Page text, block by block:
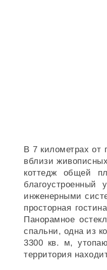
В 7 километрах от
вблизи
коттедж общей
инженерными
просторная
Панорамное
спальни, одна из
3300 кв. м,
территория